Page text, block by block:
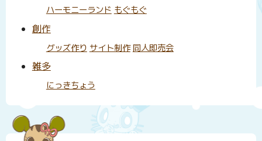
ハーモニーランド もぐもぐ
創作
グッズ作り サイト制作 同人即売会
雑多
にっきちょう